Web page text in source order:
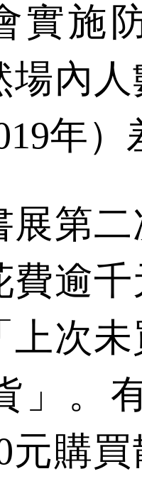
實施
場內
年）
第二
費逾
上次
」。
元購